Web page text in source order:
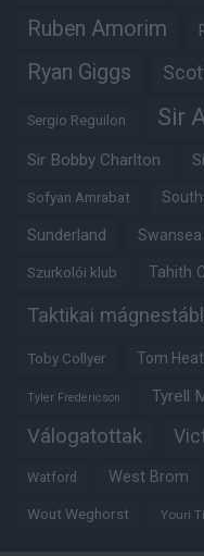
Ruben Amorim
Ryan Giggs
Sergio Reguilon Sir
Sir Bobby Charlton
Sofyan Amrabat
Sunderland Swansea
Szurkolói klub Tahith
Taktikai
Toby Collyer Tom
Tyler Fredericson Tyrell
Válogatottak
Watford West Brom
Wout Weghorst Youri